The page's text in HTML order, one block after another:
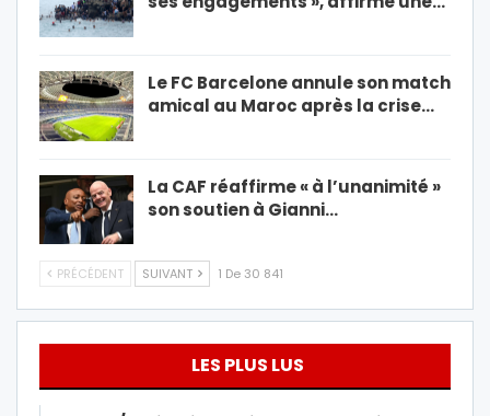
Le FC Barcelone annule son match
amical au Maroc après la crise…
La CAF réaffirme « à l’unanimité »
son soutien à Gianni…
PRÉCÉDENT SUIVANT 1 De 30 841
LES PLUS LUS